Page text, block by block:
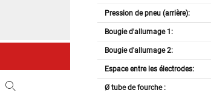
Pression de pneu (arrière):
Bougie d'allumage 1:
Bougie d'allumage 2:
Espace entre les électrodes:
Ø tube de fourche :